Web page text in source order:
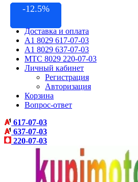
Контакты
Доставка и оплата
A1 8029 617-07-03
A1 8029 637-07-03
МТС 8029 220-07-03
Личный кабинет
Регистрация
Авторизация
Корзина
Вопрос-ответ
617-07-03
637-07-03
220-07-03
-9.09%
-10%
-12.5%